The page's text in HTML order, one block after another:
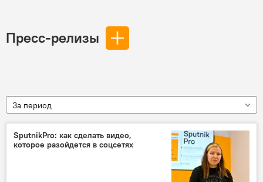
Пресс-релизы
За период
SputnikPro: как сделать видео,
которое разойдется в соцсетях